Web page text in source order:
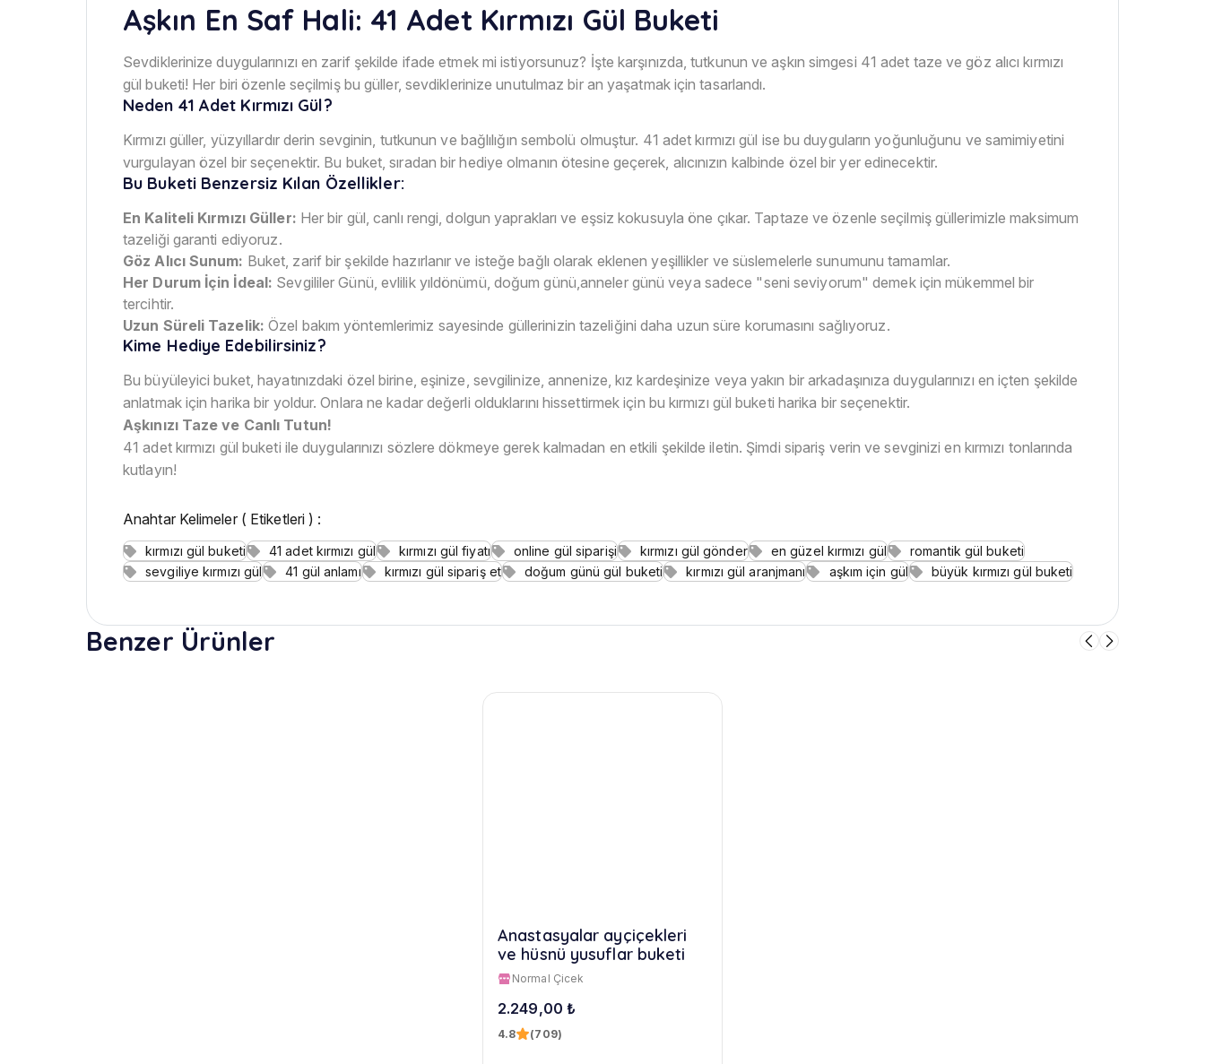
Aşkın En Saf Hali: 41 Adet Kırmızı Gül Buketi
Sevdiklerinize duygularınızı en zarif şekilde ifade etmek mi istiyorsunuz? İşte karşınızda, tutkunun ve aşkın simgesi 41 adet taze ve göz alıcı kırmızı
gül buketi! Her biri özenle seçilmiş bu güller, sevdiklerinize unutulmaz bir an yaşatmak için tasarlandı.
Neden 41 Adet Kırmızı Gül?
Kırmızı güller, yüzyıllardır derin sevginin, tutkunun ve bağlılığın sembolü olmuştur. 41 adet kırmızı gül ise bu duyguların yoğunluğunu ve samimiyetini
vurgulayan özel bir seçenektir. Bu buket, sıradan bir hediye olmanın ötesine geçerek, alıcınızın kalbinde özel bir yer edinecektir.
Bu Buketi Benzersiz Kılan Özellikler:
En Kaliteli Kırmızı Güller: Her bir gül, canlı rengi, dolgun yaprakları ve eşsiz kokusuyla öne çıkar. Taptaze ve özenle seçilmiş güllerimizle maksimum
tazeliği garanti ediyoruz.
Göz Alıcı Sunum: Buket, zarif bir şekilde hazırlanır ve isteğe bağlı olarak eklenen yeşillikler ve süslemelerle sunumunu tamamlar.
Her Durum İçin İdeal: Sevgililer Günü, evlilik yıldönümü, doğum günü,anneler günü veya sadece "seni seviyorum" demek için mükemmel bir
tercihtir.
Uzun Süreli Tazelik: Özel bakım yöntemlerimiz sayesinde güllerinizin tazeliğini daha uzun süre korumasını sağlıyoruz.
Kime Hediye Edebilirsiniz?
Bu büyüleyici buket, hayatınızdaki özel birine, eşinize, sevgilinize, annenize, kız kardeşinize veya yakın bir arkadaşınıza duygularınızı en içten şekilde
anlatmak için harika bir yoldur. Onlara ne kadar değerli olduklarını hissettirmek için bu kırmızı gül buketi harika bir seçenektir.
Aşkınızı Taze ve Canlı Tutun!
41 adet kırmızı gül buketi ile duygularınızı sözlere dökmeye gerek kalmadan en etkili şekilde iletin. Şimdi sipariş verin ve sevginizi en kırmızı tonlarında
kutlayın!
Anahtar Kelimeler ( Etiketleri ) :
kırmızı gül buketi 41 adet kırmızı gül kırmızı gül fiyatı online gül siparişi kırmızı gül gönder en güzel kırmızı gül
romantik gül buketi
sevgiliye kırmızı gül
41 gül anlamı kırmızı gül sipariş et doğum günü gül buketi kırmızı gül aranjmanı aşkım için gül büyük kırmızı gül buketi
Benzer Ürünler
Anastasyalar ayçiçekleri
ve hüsnü yusuflar buketi
Normal Çicek
2.249,00 ₺
4.8 (709)